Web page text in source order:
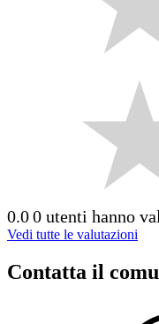
0.00 utenti hanno
Vedi tutte le valutazioni
Contatta il